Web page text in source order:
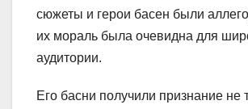
сюжеты и герои басен были
их мораль была очевидна для
аудитории.
Его басни получили признание не